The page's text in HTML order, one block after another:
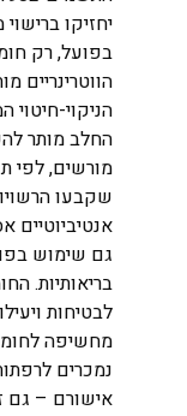
יחזיקו
בפועל, רק
הווטרינריים
הניקוי-
החלב מותר
מורשים, לפי
שקבעו
אנטיביוטיים
גם שימוש
בריאותיות.
לבטיחות
מחשיפה
נמכרים
אישורם – גם